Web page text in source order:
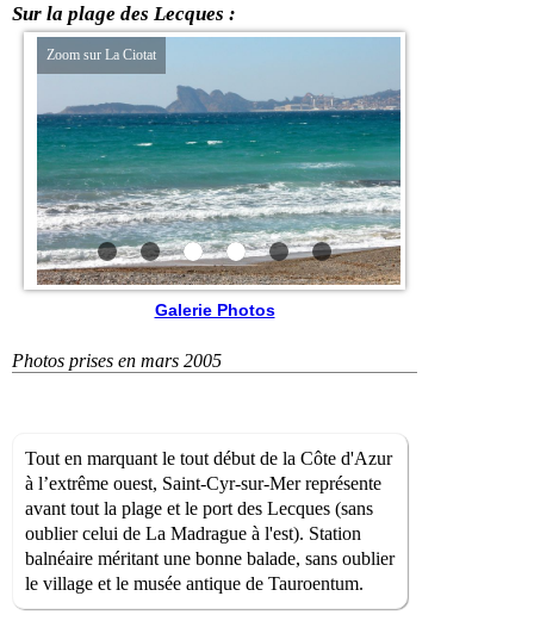
Sur la plage des Lecques :
Zoom sur La Ciotat
Galerie Photos
Photos prises en mars 2005
Tout en marquant le tout début de la Côte d'Azur
à l’extrême ouest, Saint-Cyr-sur-Mer représente
avant tout la plage et le port des Lecques (sans
oublier celui de La Madrague à l'est). Station
balnéaire méritant une bonne balade, sans oublier
le village et le musée antique de Tauroentum.